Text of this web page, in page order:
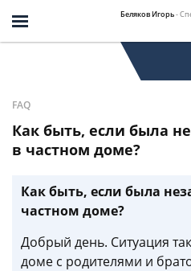
Беляков Игорь-
FAQ
Как быть, если была
в частном доме?
Как быть, если была
частном доме?
Добрый день. Ситуация
доме с родителями и